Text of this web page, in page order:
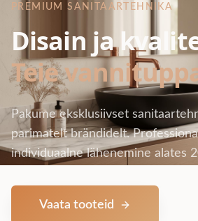
PREMIUM SANITAARTEHNIKA
Disain ja
Teie
Pakume eksklusiivset
parimatelt brändidelt.
individuaalne lähenemine alates
Vaata tooteid